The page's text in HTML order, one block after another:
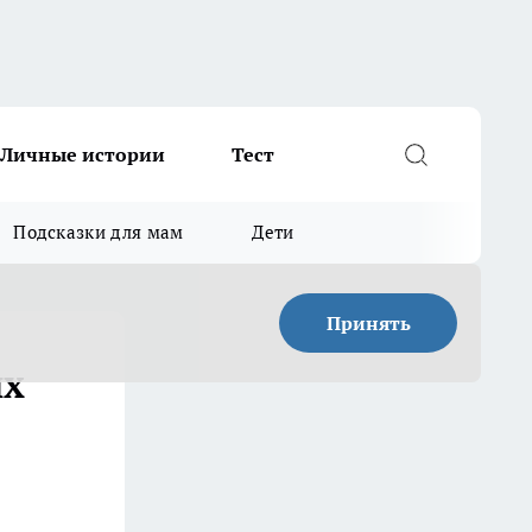
Личные истории Тест
Подсказки для мам Дети
Принять